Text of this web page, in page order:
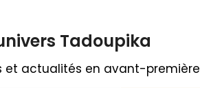
Tadoupika​
et actualités en avant-première